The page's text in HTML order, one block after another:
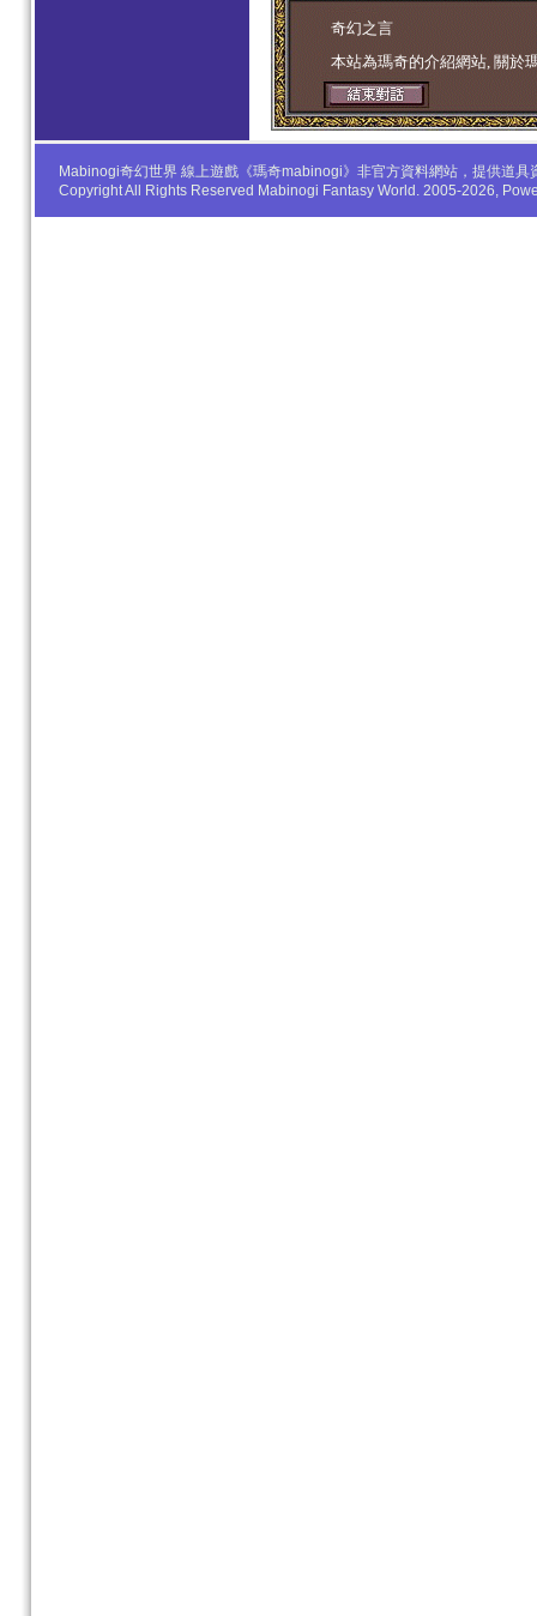
学生妹 奇幻之言
本站為瑪奇的介紹網站, 關於
Mabinogi奇幻世界 線上遊戲《瑪奇mabinogi》非官方資料網站，提供道
Copyright All Rights Reserved Mabinogi Fantasy World. 2005-2026,